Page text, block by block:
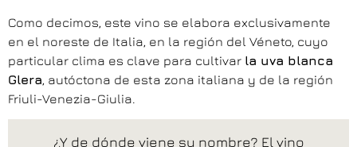
Como decimos, este vino se elabora exclusivamente
en el noreste de Italia, en la región del Véneto, cuyo
particular clima es clave para cultivar la uva blanca
Glera , autóctona de esta zona italiana y de la región
Friuli-Venezia-Giulia.
¿Y de dónde viene su nombre? El vino